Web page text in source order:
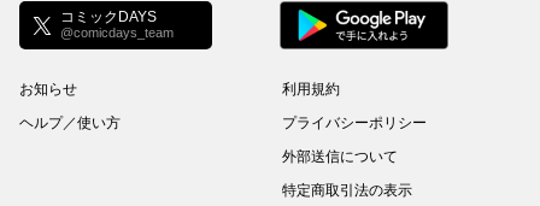
コミックDAYS
@comicdays_team
お知らせ
ヘルプ／使い方
利用規約
プライバシーポリシー
外部送信について
特定商取引法の表示